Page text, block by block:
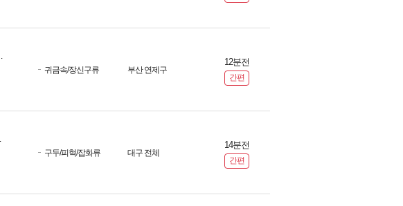
귀금속/장신구류 부산 연제구
12분전
간편
구두/피혁/잡화류 대구 전체
14분전
간편